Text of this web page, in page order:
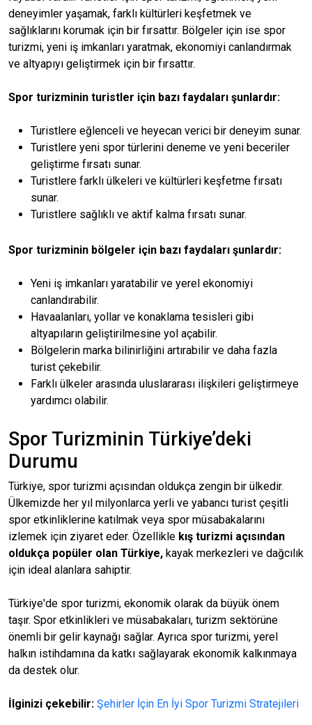
deneyimler yaşamak, farklı kültürleri keşfetmek ve
sağlıklarını korumak için bir fırsattır. Bölgeler için ise spor
turizmi, yeni iş imkanları yaratmak, ekonomiyi canlandırmak
ve altyapıyı geliştirmek için bir fırsattır.
Spor turizminin turistler için bazı faydaları şunlardır:
Turistlere eğlenceli ve heyecan verici bir deneyim sunar.
Turistlere yeni spor türlerini deneme ve yeni beceriler
geliştirme fırsatı sunar.
Turistlere farklı ülkeleri ve kültürleri keşfetme fırsatı
sunar.
Turistlere sağlıklı ve aktif kalma fırsatı sunar.
Spor turizminin bölgeler için bazı faydaları şunlardır:
Yeni iş imkanları yaratabilir ve yerel ekonomiyi
canlandırabilir.
Havaalanları, yollar ve konaklama tesisleri gibi
altyapıların geliştirilmesine yol açabilir.
Bölgelerin marka bilinirliğini artırabilir ve daha fazla
turist çekebilir.
Farklı ülkeler arasında uluslararası ilişkileri geliştirmeye
yardımcı olabilir.
Spor Turizminin Türkiye’deki
Durumu
Türkiye, spor turizmi açısından oldukça zengin bir ülkedir.
Ülkemizde her yıl milyonlarca yerli ve yabancı turist çeşitli
spor etkinliklerine katılmak veya spor müsabakalarını
izlemek için ziyaret eder. Özellikle kış turizmi açısından
oldukça popüler olan Türkiye, kayak merkezleri ve dağcılık
için ideal alanlara sahiptir.
Türkiye'de spor turizmi, ekonomik olarak da büyük önem
taşır. Spor etkinlikleri ve müsabakaları, turizm sektörüne
önemli bir gelir kaynağı sağlar. Ayrıca spor turizmi, yerel
halkın istihdamına da katkı sağlayarak ekonomik kalkınmaya
da destek olur.
İlginizi çekebilir: Şehirler İçin En İyi Spor Turizmi Stratejileri